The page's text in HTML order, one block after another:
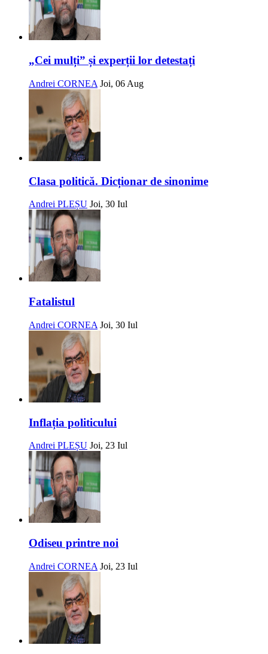
„Cei mulți” și experții lor detestați
Andrei CORNEA Joi, 06 Aug
Clasa politică. Dicționar de sinonime
Andrei PLEȘU Joi, 30 Iul
Fatalistul
Andrei CORNEA Joi, 30 Iul
Inflația politicului
Andrei PLEȘU Joi, 23 Iul
Odiseu printre noi
Andrei CORNEA Joi, 23 Iul